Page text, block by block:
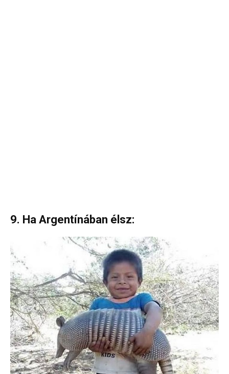
9. Ha Argentínában élsz: